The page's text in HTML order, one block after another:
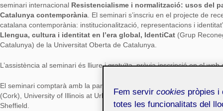
seminari internacional Resistencialisme i normalització: usos del
Catalunya contemporània. El seminari s’inscriu en el projecte de
catalana contemporània: institucionalització, representacions i
Llengua, cultura i identitat en l’era global, IdentiCat (Grup
Catalunya) de la Universitat Oberta de Catalunya.
L’assistència al seminari és lliure i gratuïta, prèvia inscripció en el web
El seminari comptarà amb la participació de convidats de la Università
(Cork), University of Illinois at Urbana-Champaign, Universitat de
Sheffield.
Fem servir cookies pròpies i
totes les funcionalitats del